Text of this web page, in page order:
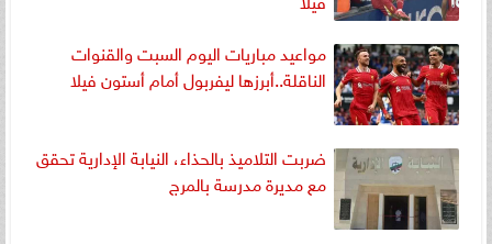
مواعيد مباريات اليوم السبت والقنوات
الناقلة..أبرزها ليفربول أمام أستون فيلا
ضربت التلاميذ بالحذاء، النيابة الإدارية تحقق
مع مديرة مدرسة بالمرج